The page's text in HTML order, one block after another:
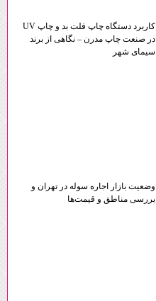
کاربرد دستگاه چاپ فلت‌ بد و چاپ UV
در صنعت چاپ مدرن – نگاهی از برند
سیمای شهر
وضعیت بازار اجاره سوله در تهران و
بررسی مناطق و قیمت‌ها